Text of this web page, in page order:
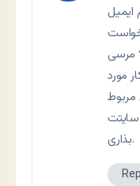
مورد
سایتت
بذاری.